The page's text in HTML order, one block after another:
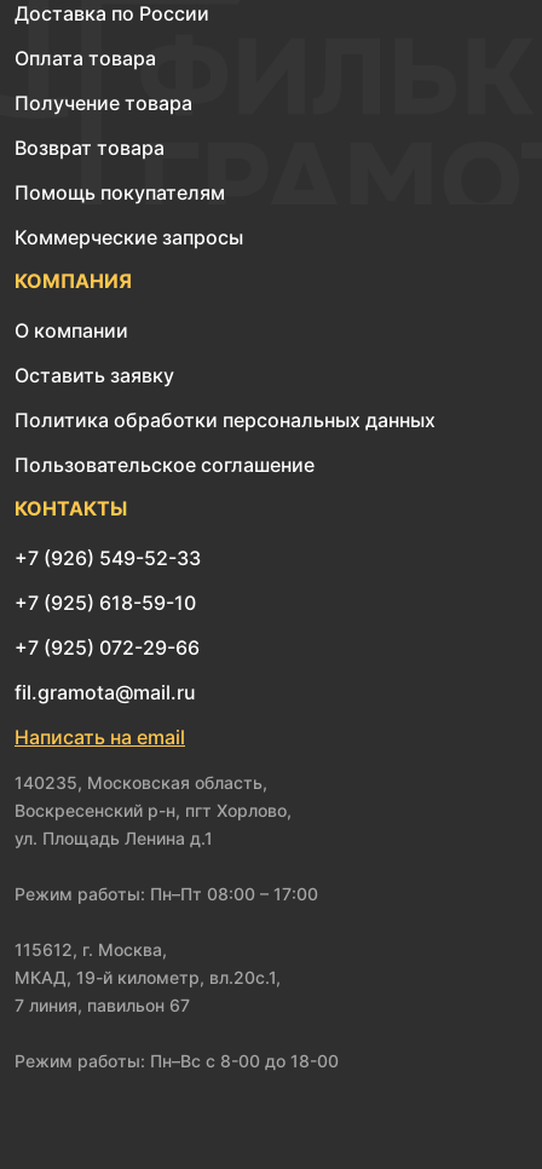
Доставка по России
Оплата товара
Получение товара
Возврат товара
Помощь покупателям
Коммерческие запросы
КОМПАНИЯ
О компании
Оставить заявку
Политика обработки персональных данных
Пользовательское соглашение
КОНТАКТЫ
+7 (926) 549-52-33
+7 (925) 618-59-10
+7 (925) 072-29-66
fil.gramota@mail.ru
Написать на email
140235, Московская область,
Воскресенский р-н, пгт Хорлово,
ул. Площадь Ленина д.1
Режим работы: Пн–Пт 08:00 – 17:00
115612, г. Москва,
МКАД, 19-й километр, вл.20с.1,
7 линия, павильон 67
Режим работы: Пн–Вс с 8-00 до 18-00